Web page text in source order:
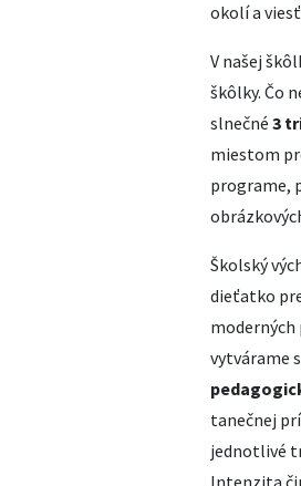
okolí a
V našej
škôlky. Čo
slnečné 3
miestom
programe,
Školský
dieťatko
vytvárame
tanečnej
jednotlivé
Intenzita